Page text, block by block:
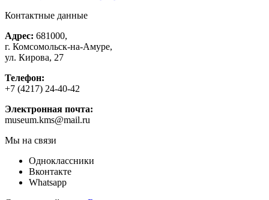
Контактные данные
Адрес: 681000,
г. Комсомольск-на-Амуре,
ул. Кирова, 27
Телефон:
+7 (4217) 24-40-42
Электронная почта:
museum.kms@mail.ru
Мы на связи
Одноклассники
Вконтакте
Whatsapp